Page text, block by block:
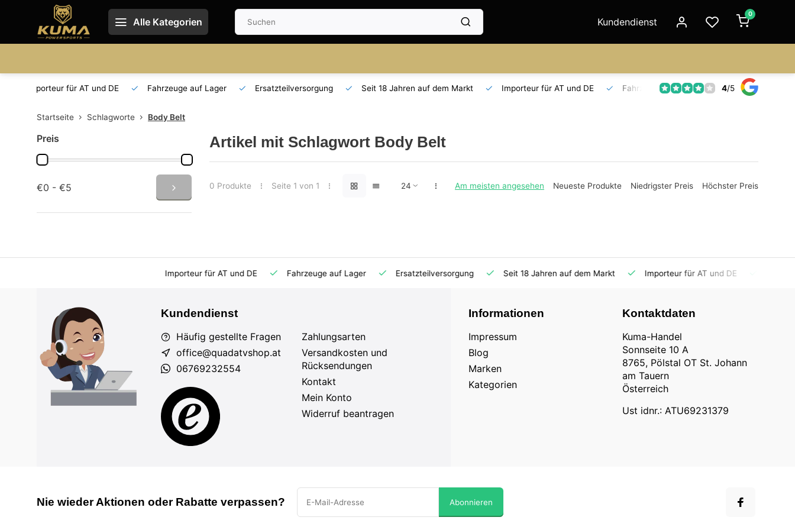
Alle Kategorien Kundendienst
0
Fahrzeuge auf Lager Ersatzteilversorgung Seit 18 Jahren auf dem Markt Importeur für AT und DE Fahrzeuge auf Lager Ersatzteilversorgung Seit 18
4/5
Startseite Schlagworte Body Belt
Preis
€0 - €5
Artikel mit Schlagwort Body Belt
0 Produkte Seite 1 von 1 Am meisten angesehen Neueste Produkte Niedrigster Preis Höchster Preis
Fahrzeuge auf Lager Ersatzteilversorgung Seit 18 Jahren auf dem Markt Importeur für AT und DE Fahrzeuge auf Lager
Kundendienst
Häufig gestellte Fragen
office@quadatvshop.at
06769232554
Zahlungsarten
Versandkosten und
Rücksendungen
Kontakt
Mein Konto
Widerruf beantragen
Informationen
Impressum
Blog
Marken
Kategorien
Kontaktdaten
Kuma-Handel
Sonnseite 10 A
8765, Pölstal OT St. Johann
am Tauern
Österreich
Ust idnr.: ATU69231379
Nie wieder Aktionen oder Rabatte verpassen? Abonnieren